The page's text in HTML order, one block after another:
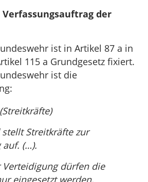
der
ist in Artikel 87 a in
115 a Grundgesetz fixiert.
ist die
stellt Streitkräfte zur
auf. (…).
Verteidigung dürfen die
eingesetzt werden,